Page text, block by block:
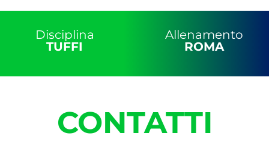
Disciplina
TUFFI
Allenamento
ROMA
CONTATTI